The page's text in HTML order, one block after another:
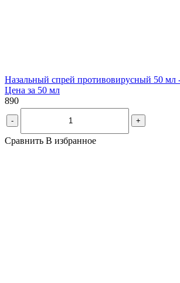
Назальный спрей противовирусный 50 мл
Цена за 50 мл
890
- +
Сравнить В избранное